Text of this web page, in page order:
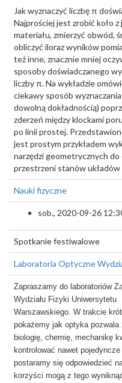
Jak wyznaczyć liczbę π
Najprościej jest zrobić koło z
materiału, zmierzyć obwód,
obliczyć iloraz wyników
też inne, znacznie mniej
sposoby doświadczanego
liczby π. Na wykładzie
ciekawy sposób
dowolną dokładnością)
zderzeń między klockami
po linii prostej.
jest prostym przykładem
narzędzi geometrycznych do
przestrzeni stanów układów
Nauki fizyczne
sob., 2020-09-26
Spotkanie festiwalowe
Laboratoria Optyczne
Zapraszamy do laboratoriów
Wydziału Fizyki Uniwersytetu
Warszawskiego. W trakcie
pokażemy jak optyka pozwala
biologię, chemię, mechanikę
kontrolować nawet
postaramy się odpowiedzieć
korzyści mogą z tego